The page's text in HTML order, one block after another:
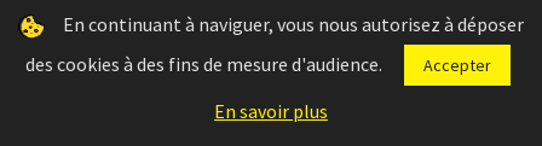
En continuant à naviguer, vous nous autorisez à déposer
des cookies à des fins de mesure d'audience.
Accepter
En savoir plus